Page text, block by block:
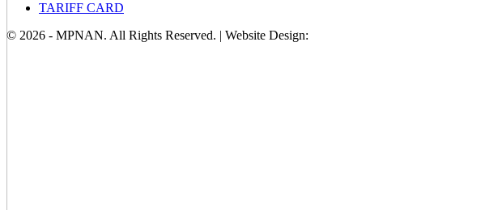
TARIFF CARD
© 2026 - MPNAN. All Rights Reserved. | Website Design: